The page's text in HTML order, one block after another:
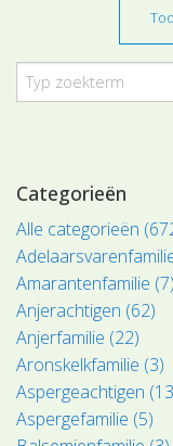
Categorieën
Alle categorieën
Amarantenfamilie (7)
Anjerachtigen (62)
Anjerfamilie (22)
Aronskelkfamilie (3)
Aspergeachtigen
Aspergefamilie (5)